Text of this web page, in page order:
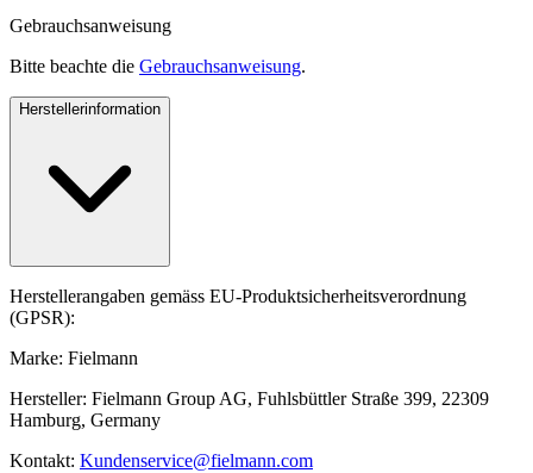
Gebrauchsanweisung
Bitte beachte die Gebrauchsanweisung.
Herstellerinformation
Herstellerangaben gemäss EU-Produktsicherheitsverordnung
(GPSR):
Marke: Fielmann
Hersteller: Fielmann Group AG, Fuhlsbüttler Straße 399, 22309
Hamburg, Germany
Kontakt: Kundenservice@fielmann.com